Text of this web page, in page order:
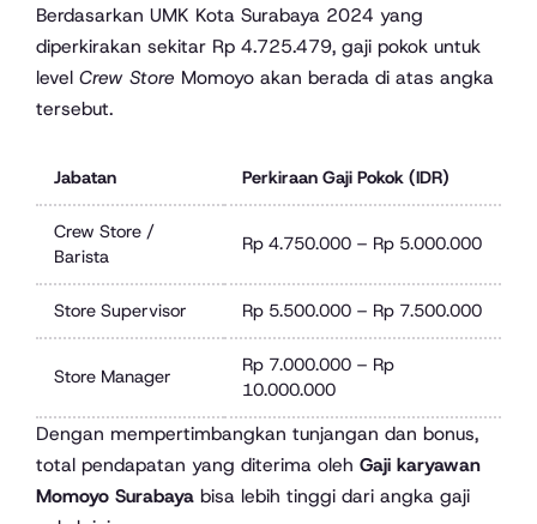
Berdasarkan UMK Kota Surabaya 2024 yang
diperkirakan sekitar Rp 4.725.479, gaji pokok untuk
level Crew Store Momoyo akan berada di atas angka
tersebut.
Jabatan Perkiraan Gaji Pokok (IDR)
Crew Store /
Barista
Rp 4.750.000 – Rp 5.000.000
Store Supervisor Rp 5.500.000 – Rp 7.500.000
Store Manager
Rp 7.000.000 – Rp
10.000.000
Dengan mempertimbangkan tunjangan dan bonus,
total pendapatan yang diterima oleh Gaji karyawan
Momoyo Surabaya bisa lebih tinggi dari angka gaji